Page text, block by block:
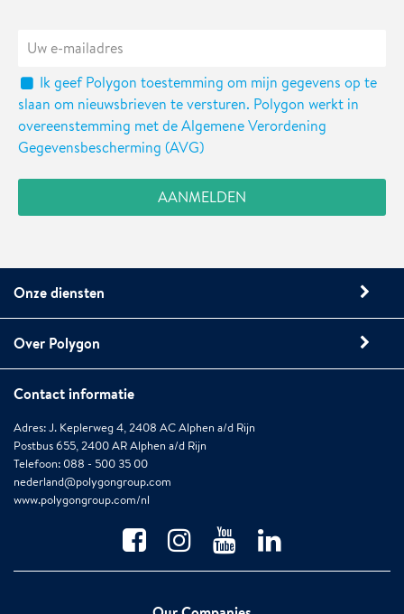
Ik geef Polygon toestemming om mijn gegevens op te
slaan om nieuwsbrieven te versturen. Polygon werkt in
overeenstemming met de Algemene Verordening
Gegevensbescherming (AVG)
Onze diensten
Over Polygon
Contact informatie
Adres: J. Keplerweg 4, 2408 AC Alphen a/d Rijn
Postbus 655, 2400 AR Alphen a/d Rijn
Telefoon: 088 - 500 35 00
nederland@polygongroup.com
www.polygongroup.com/nl